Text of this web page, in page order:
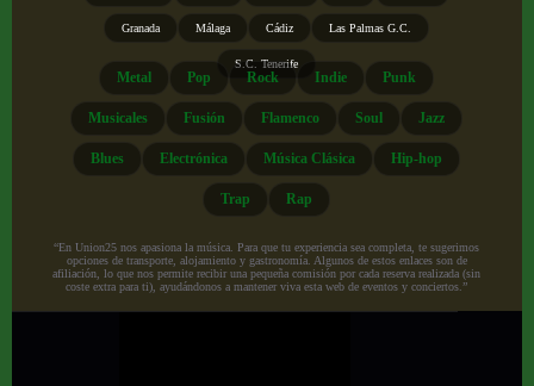
Granada Málaga Cádiz Las Palmas G.C.
S.C. Tenerife
Metal Pop Rock Indie Punk
Musicales Fusión Flamenco Soul Jazz
Blues Electrónica Música Clásica Hip-hop
Trap Rap
“En Union25 nos apasiona la música. Para que tu experiencia sea completa, te sugerimos
opciones de transporte, alojamiento y gastronomía. Algunos de estos enlaces son de
afiliación, lo que nos permite recibir una pequeña comisión por cada reserva realizada (sin
coste extra para ti), ayudándonos a mantener viva esta web de eventos y conciertos.”